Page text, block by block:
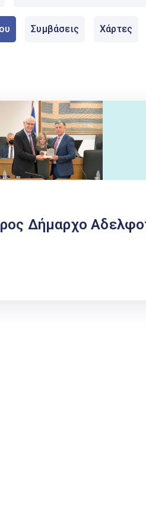
Συμβάσεις Χάρτες
Δήμαρχο